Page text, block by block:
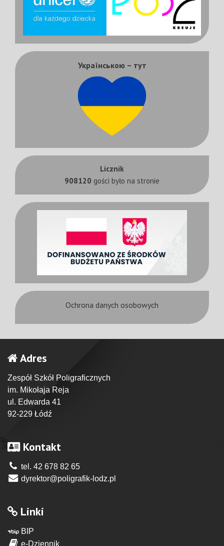
Українською – тут
Licznik
908120 gości było na stronie
Ochrona danych osobowych
Adres
Zespół Szkół Poligraficznych
im. Mikołaja Reja
ul. Edwarda 41
92-229 Łódź
Kontakt
tel. 42 678 82 65
dyrektor@poligrafik-lodz.pl
Linki
BIP
e-Dziennik